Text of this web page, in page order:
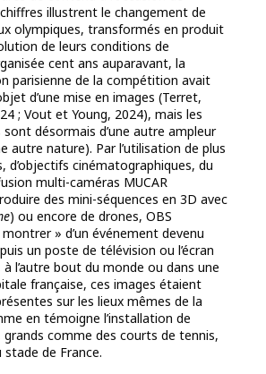
chiffres illustrent le changement de
olympiques, transformés en produit
de leurs conditions de
cent ans auparavant, la
parisienne de la compétition avait
d’une mise en images (Terret,
; Vout et Young, 2024), mais les
désormais d’une autre ampleur
autre nature). Par l’utilisation de plus
d’objectifs cinématographiques, du
multi-caméras MUCAR
des mini-séquences en 3D avec
) ou encore de drones, OBS
» d’un événement devenu
un poste de télévision ou l’écran
à l’autre bout du monde ou dans une
française, ces images étaient
sur les lieux mêmes de la
en témoigne l’installation de
grands comme des courts de tennis,
stade de France.